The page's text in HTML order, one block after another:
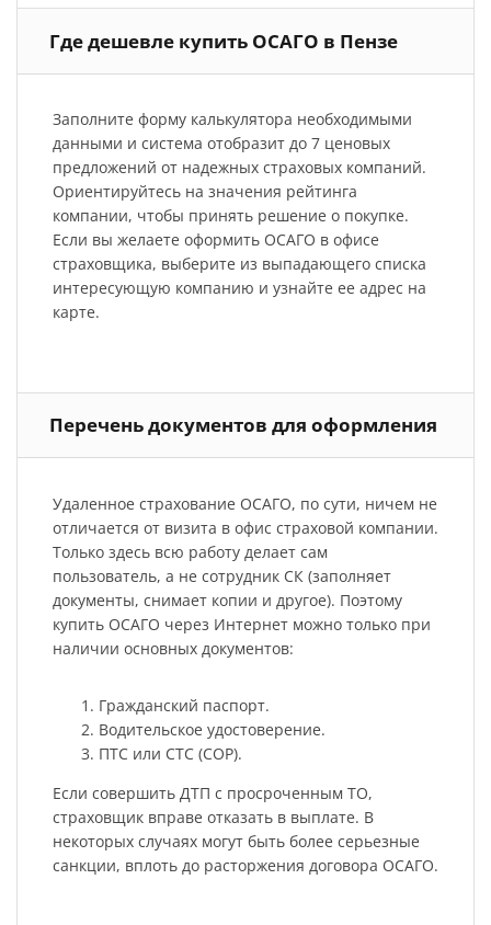
Где дешевле купить ОСАГО в Пензе
Заполните форму калькулятора необходимыми
данными и система отобразит до 7 ценовых
предложений от надежных страховых компаний.
Ориентируйтесь на значения рейтинга
компании, чтобы принять решение о покупке.
Если вы желаете оформить ОСАГО в офисе
страховщика, выберите из выпадающего списка
интересующую компанию и узнайте ее адрес на
карте.
Перечень документов для оформления
Удаленное страхование ОСАГО, по сути, ничем не
отличается от визита в офис страховой компании.
Только здесь всю работу делает сам
пользователь, а не сотрудник СК (заполняет
документы, снимает копии и другое). Поэтому
купить ОСАГО через Интернет можно только при
наличии основных документов:
Гражданский паспорт.
Водительское удостоверение.
ПТС или СТС (СОР).
Если совершить ДТП с просроченным ТО,
страховщик вправе отказать в выплате. В
некоторых случаях могут быть более серьезные
санкции, вплоть до расторжения договора ОСАГО.